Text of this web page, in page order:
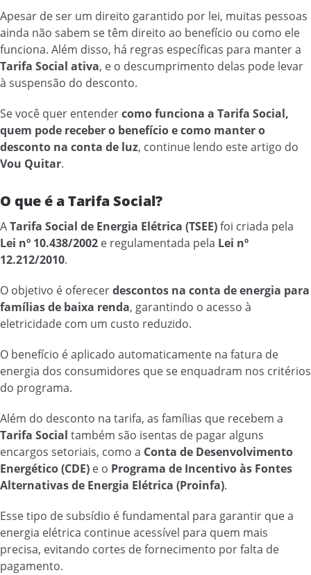
Apesar de ser um direito garantido por lei, muitas pessoas
ainda não sabem se têm direito ao benefício ou como ele
funciona. Além disso, há regras específicas para manter a
Tarifa Social ativa, e o descumprimento delas pode levar
à suspensão do desconto.
Se você quer entendercomo funciona a Tarifa Social,
quem pode receber o benefício e como manter o
desconto na conta de luz, continue lendo este artigo do
Vou Quitar.
O que é a Tarifa Social?
ATarifa Social de Energia Elétrica (TSEE)foi criada pela
Lei nº 10.438/2002 e regulamentada pela Lei nº
12.212/2010.
O objetivo é oferecerdescontos na conta de energia para
famílias de baixa renda, garantindo o acesso à
eletricidade com um custo reduzido.
O benefício é aplicado automaticamente na fatura de
energia dos consumidores que se enquadram nos critérios
do programa.
Além do desconto na tarifa, as famílias que recebem a
Tarifa Social também são isentas de pagar alguns
encargos setoriais, como a Conta de Desenvolvimento
Energético (CDE) e o Programa de Incentivo às Fontes
Alternativas de Energia Elétrica (Proinfa).
Esse tipo de subsídio é fundamental para garantir que a
energia elétrica continue acessível para quem mais
precisa, evitando cortes de fornecimento por falta de
pagamento.